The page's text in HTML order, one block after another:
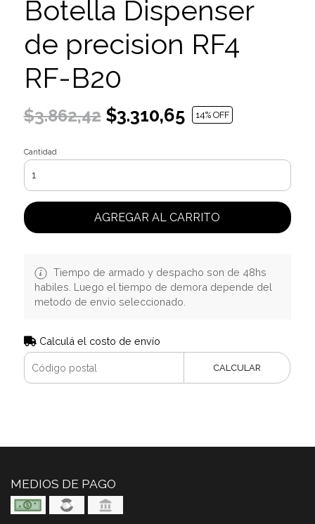
Botella Dispenser
de precision RF4
RF-B20
$3.862,42$3.310,65 14% OFF
Cantidad
AGREGAR AL CARRITO
Tiempo de armado y despacho son de 48hs
habiles. Luego el tiempo de demora depende del
metodo de envio seleccionado.
Calculá el costo de envío
CALCULAR
MEDIOS DE PAGO